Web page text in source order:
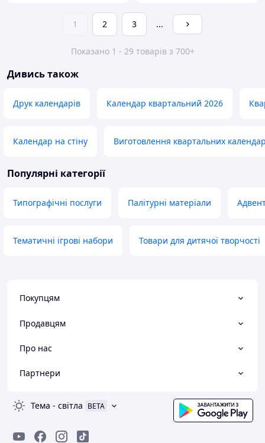
1 2 3 ...
Показано 1 - 29 товарів з 700+
Дивись також
Друк календарів Календар квартальний 2026
Календар на стіну Виготовлення квартальних
Популярні категорії
Типографічні послуги Палітурні матеріали
Тематичні ігрові набори Товари для дитячої творчості
Покупцям
Продавцям
Про нас
Партнери
Тема - світла BETA